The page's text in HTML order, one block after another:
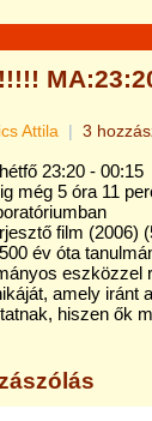
Attila | 3
23:20 - 00:15
még 5 óra 11
film (2006)
év óta
eszközzel
amely iránt
hiszen ők